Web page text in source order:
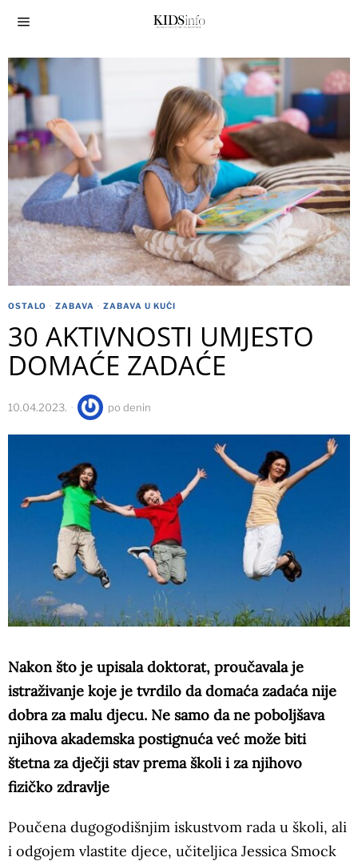
OSTALO · ZABAVA · ZABAVA U KUĆI
30 AKTIVNOSTI UMJESTO
DOMAĆE ZADAĆE
10.04.2023. po denin
Nakon što je upisala doktorat, proučavala je
istraživanje koje je tvrdilo da domaća zadaća nije
dobra za malu djecu. Ne samo da ne poboljšava
njihova akademska postignuća već može biti
štetna za dječji stav prema školi i za njihovo
fizičko zdravlje
Poučena dugogodišnjim iskustvom rada u školi, ali
i odgojem vlastite djece, učiteljica Jessica Smock